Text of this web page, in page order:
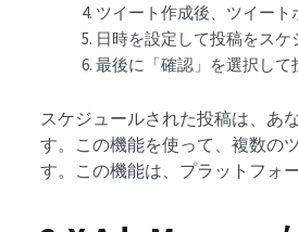
ツイート作成後、ツイー
日時を設定して投稿をスケ
最後に「確認」を選択して
スケジュールされた投稿は、あ
す。この機能を使って、複数の
す。この機能は、プラットフォ